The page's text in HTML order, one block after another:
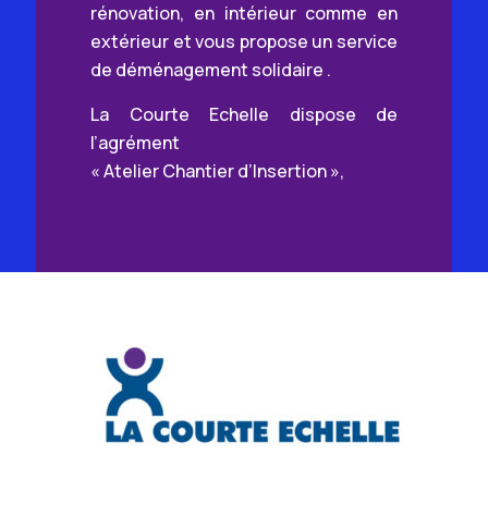
rénovation, en intérieur comme en
extérieur et vous propose un service
de déménagement solidaire .
La Courte Echelle dispose de
l’agrément
« Atelier Chantier d’Insertion »,